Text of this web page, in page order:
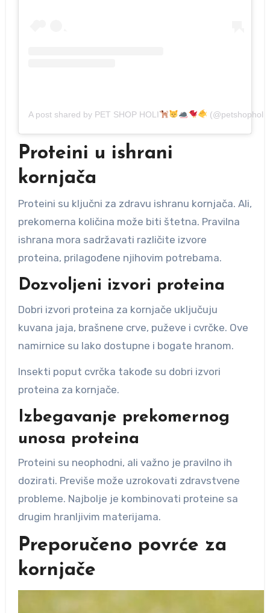
A post shared by PET SHOP HOLI (@petshopholi)
Proteini u ishrani
kornjača
Proteini su ključni za zdravu ishranu kornjača. Ali,
prekomerna količina može biti štetna. Pravilna
ishrana mora sadržavati različite izvore
proteina, prilagođene njihovim potrebama.
Dozvoljeni izvori proteina
Dobri izvori proteina za kornjače uključuju
kuvana jaja, brašnene crve, puževe i cvrčke. Ove
namirnice su lako dostupne i bogate hranom.
Insekti poput cvrčka takođe su dobri izvori
proteina za kornjače.
Izbegavanje prekomernog
unosa proteina
Proteini su neophodni, ali važno je pravilno ih
dozirati. Previše može uzrokovati zdravstvene
probleme. Najbolje je kombinovati proteine sa
drugim hranljivim materijama.
Preporučeno povrće za
kornjače